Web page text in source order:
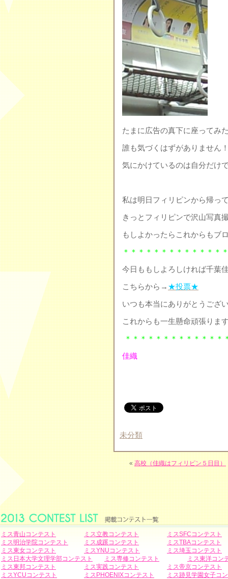
たまに広告の真下に座ってみ
誰も気づくはずがありません
気にかけているのは自分だけ
私は明日フィリピンから帰っ
きっとフィリピンで沢山写真
もしよかったらこれからもブ
＊＊＊＊＊＊＊＊＊＊＊＊＊
今日ももしよろしければ千葉
こちらから→ ★投票★
いつも本当にありがとうござ
これからも一生懸命頑張りま
＊＊＊＊＊＊＊＊＊＊＊＊＊
佳織
未分類
«高校（佳織はフィリピン５日目）
ミス青山コンテスト ミス立教コンテスト
ミスSFCコンテスト
ミス明治学院コンテスト
ミス成蹊コンテスト
ミスTBAコンテスト
ミス東女コンテスト
ミスYNUコンテスト
ミス埼玉コンテスト
ミス日本大学文理学部コンテスト
ミス専修コンテスト
ミス東洋コン
ミス東邦コンテスト
ミス実践コンテスト
ミス帝京コンテスト
ミスYCUコンテスト
ミスPHOENIXコンテスト
ミス跡見学園女子コ